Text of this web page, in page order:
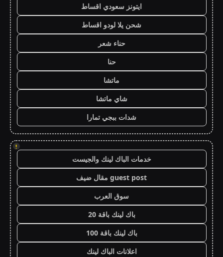
ايتونز سعودي اقساط
شحن يلا لودو اقساط
حناء شعر
حنا
ماتشا
شاي ماتشا
شدات ببجي تمارا
!
خدمات الباك لينك والجيست
guest post مقال ضيف
سوق العرب
باك لينك باقة 20
باك لينك باقة 100
اعلانات الباك لينك